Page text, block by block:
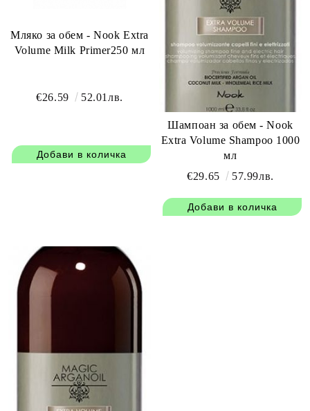
Мляко за обем - Nook Extra
Volume Milk Primer250 мл
€26.59 52.01лв.
Шампоан за обем - Nook
Extra Volume Shampoo 1000
мл
€29.65
57.99лв.